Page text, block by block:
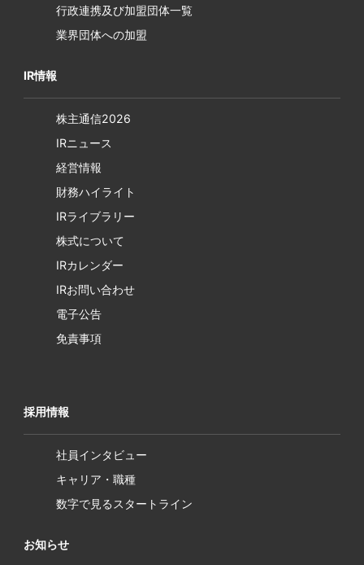
行政連携及び加盟団体一覧
業界団体への加盟
IR情報
株主通信2026
IRニュース
経営情報
財務ハイライト
IRライブラリー
株式について
IRカレンダー
IRお問い合わせ
電子公告
免責事項
採用情報
社員インタビュー
キャリア・職種
数字で見るスタートライン
お知らせ